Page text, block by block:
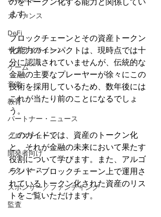
ガバナンス
DeFi
サプライチェーン
ゲーム
音楽
教育
パートナー・ニュース
クロスチェーン
開発者向け
メタバース
スポンサー／ファンディング
監査
ます。
ブロックチェーンとその資産トークン
化能力のインパクトは、現時点では十
分に認識されていませんが、伝統的な
金融の主要なプレーヤーが徐々にこの
技術を採用しているため、数年後には
これが当たり前のことになるでしょ
う。
このガイドでは、資産のトークン化
と、それが金融の未来において果たす
役割について学びます。また、アルゴ
ランド・ブロックチェーン上で運用さ
れているトークン化された資産のリス
トをご覧いただけます。